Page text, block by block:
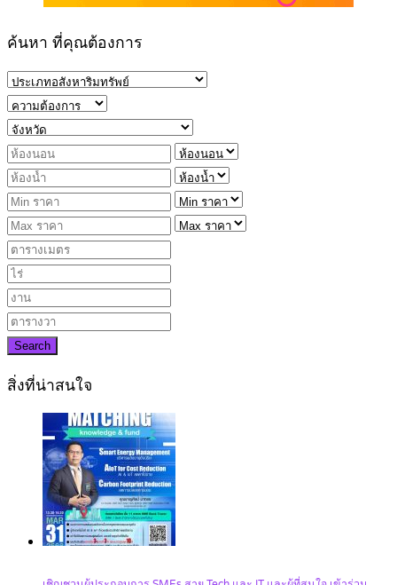
ค้นหา ที่คุณต้องการ
Search
สิ่งที่น่าสนใจ